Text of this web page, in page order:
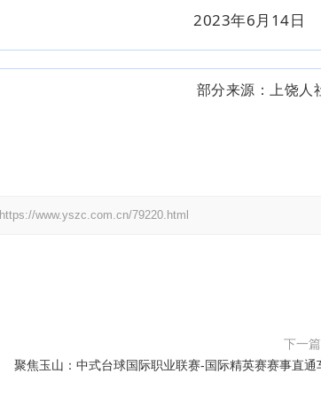
2023年6月14日
部分来源：上饶人
https://www.yszc.com.cn/79220.html
下一篇
聚焦玉山：中式台球国际职业联赛-国际精英赛赛事直通